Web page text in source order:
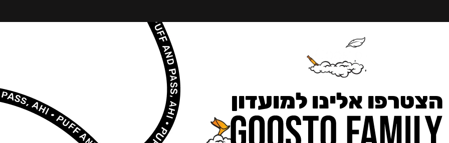
הצטרפו אלינו למועדון